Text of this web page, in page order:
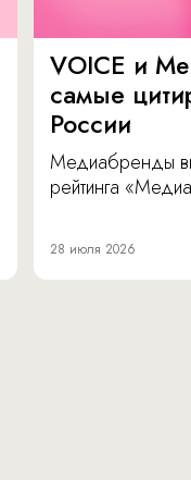
VOICE и
самые
России
Медиабренды
рейтинга
28 июля 2026